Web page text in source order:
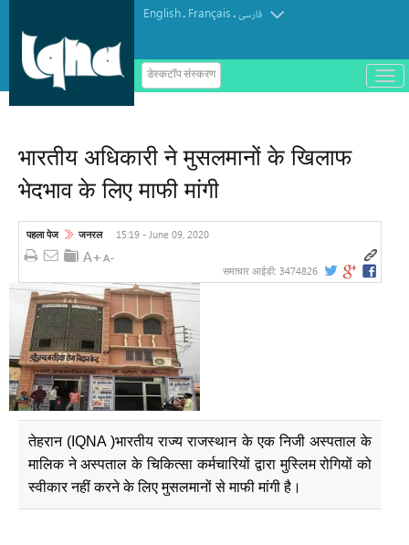
English. Français.فارسی
डेस्कटॉप संस्करण
ب
ا
भारतीय अधिकारी ने मुसलमानों के खिलाफ
भेदभाव के लिए माफी मांगी
पहला पेज जनरल 15:19 - June 09, 2020
समाचार आईडी: 3474826
तेहरान (IQNA )भारतीय राज्य राजस्थान के एक निजी अस्पताल के
मालिक ने अस्पताल के चिकित्सा कर्मचारियों द्वारा मुस्लिम रोगियों को
स्वीकार नहीं करने के लिए मुसलमानों से माफी मांगी है।